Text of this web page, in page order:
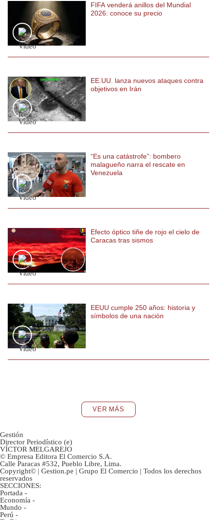
FIFA venderá anillos del Mundial
2026: conoce su precio
EE.UU. lanza nuevos ataques contra
objetivos en Irán
“Es una catástrofe”: bombero
malagueño narra el rescate en
Venezuela
Efecto óptico tiñe de rojo el cielo de
Caracas tras sismos
EEUU cumple 250 años: historia y
símbolos de una nación
VER MÁS
Gestión
Director Periodístico (e)
VÍCTOR MELGAREJO
© Empresa Editora El Comercio S.A.
Calle Paracas #532, Pueblo Libre, Lima.
Copyright© | Gestion.pe | Grupo El Comercio | Todos los derechos
reservados
SECCIONES:
Portada -
Economía -
Mundo -
Perú -